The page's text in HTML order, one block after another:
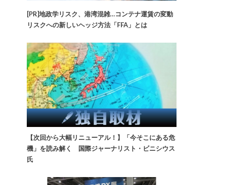
[PR]地政学リスク、港湾混雑…コンテナ運賃の変動
リスクへの新しいヘッジ方法「FFA」とは
【次回から大幅リニューアル！】「今そこにある危
機」を読み解く 国際ジャーナリスト・ビニシウス
氏